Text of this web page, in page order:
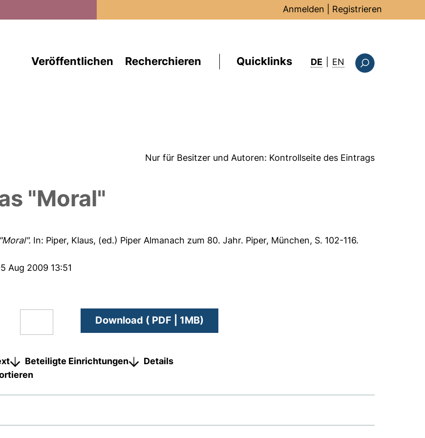
Anmelden Registrieren
Veröffentlichen Recherchieren Quicklinks DE EN : this page in
Nur für Besitzer und Autoren: Kontrollseite des Eintrags
"Moral"
In: Piper, Klaus, (ed.) Piper Almanach zum 80. Jahr. Piper, München, S. 102-116.
Aug 2009 13:51
Download ( PDF | 1MB)
Beteiligte Einrichtungen
Details